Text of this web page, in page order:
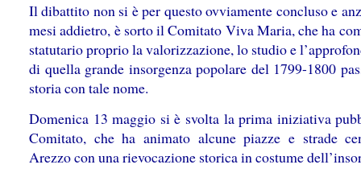
Il dibattito non si è per questo ovviamente concluso e
mesi addietro, è sorto il Comitato Viva Maria, che ha
statutario proprio la valorizzazione, lo studio e
di quella grande insorgenza popolare del 1799-1800
storia con tale nome.
Domenica 13 maggio si è svolta la prima iniziativa
Comitato, che ha animato alcune piazze e strade
Arezzo con una rievocazione storica in costume